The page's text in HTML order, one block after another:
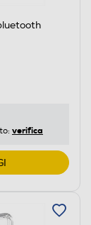
verifica